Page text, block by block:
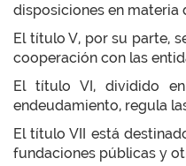
disposiciones en materia
El título V, por su parte,
cooperación con las
El título VI, dividido
endeudamiento, regula
El título VII está
fundaciones públicas y